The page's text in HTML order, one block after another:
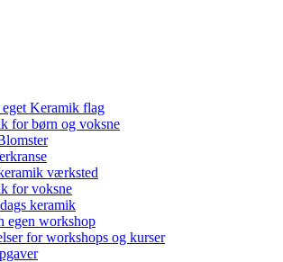
Keramik flag
for børn og voksne
værksted
for voksne
keramik
egen workshop
for workshops og kurser